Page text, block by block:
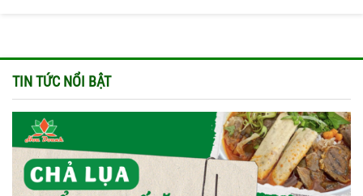
TIN TỨC NỔI BẬT